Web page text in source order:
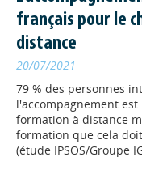
l’appui de son Conseil
français pour le
distance
20/07/2021
79 % des personnes
l'accompagnement
formation à distance
formation que cela
(étude IPSOS/Groupe